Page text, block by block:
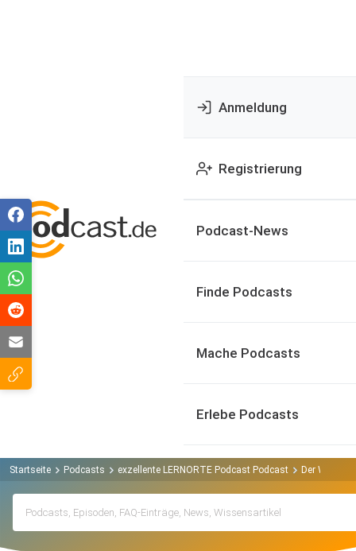
Anmeldung
Registrierung
Podcast-News
Finde Podcasts
Mache Podcasts
Erlebe Podcasts
Startseite Podcasts exzellente LERNORTE Podcast Podcast Der Weg